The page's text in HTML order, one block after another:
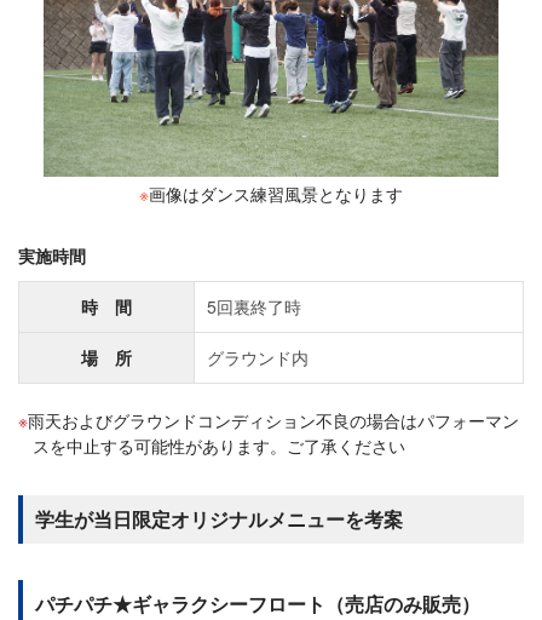
※画像はダンス練習風景となります
実施時間
時 間 5回裏終了時
場 所 グラウンド内
雨天およびグラウンドコンディション不良の場合はパフォーマン
スを中止する可能性があります。ご了承ください
学生が当日限定オリジナルメニューを考案
パチパチ★ギャラクシーフロート（売店のみ販売）